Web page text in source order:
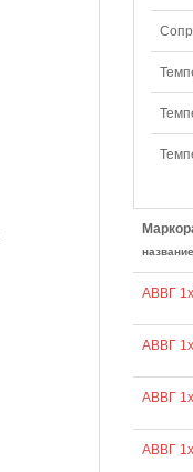
название
АВВГ
АВВГ
АВВГ
АВВГ